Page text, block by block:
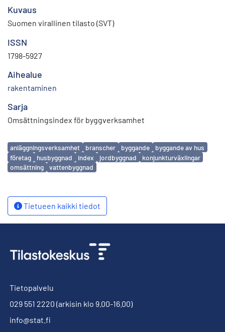
Kuvaus
Suomen virallinen tilasto (SVT)
ISSN
1798-5927
Aihealue
rakentaminen
Sarja
Omsättningsindex för byggverksamhet
Avainsanat
anläggningsverksamhet branscher byggande
byggande av hus
företag
husbyggnad index jordbyggnad
konjunkturväxlingar
omsättning
vattenbyggnad
Tietueen kaikki tiedot
Tietopalvelu
029 551 2220 (arkisin klo 9.00-16.00)
info@stat.fi